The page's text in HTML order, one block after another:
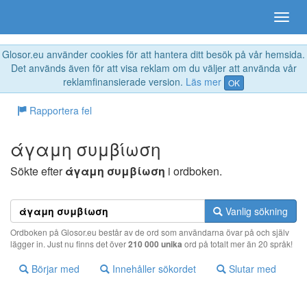
Glosor.eu använder cookies för att hantera ditt besök på vår hemsida.
Det används även för att visa reklam om du väljer att använda vår
reklamfinansierade version. Läs mer OK
Rapportera fel
άγαμη συμβίωση
Sökte efterάγαμη συμβίωση i ordboken.
Vanlig sökning
Ordboken på Glosor.eu består av de ord som användarna övar på och själv
lägger in. Just nu finns det över210 000 unika ord på totalt mer än 20 språk!
Börjar med Innehåller sökordet Slutar med